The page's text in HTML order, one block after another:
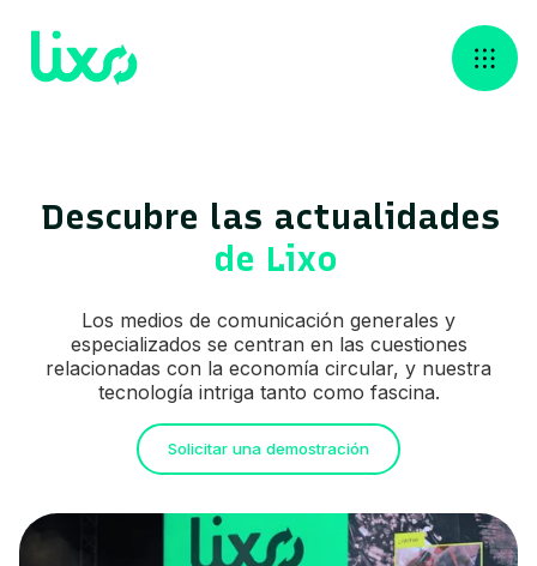
Descubre las ‍actualidades
de Lixo
Los medios de comunicación generales y
especializados se centran en las cuestiones
relacionadas con la economía circular, y nuestra
tecnología intriga tanto como fascina.
Solicitar una demostración